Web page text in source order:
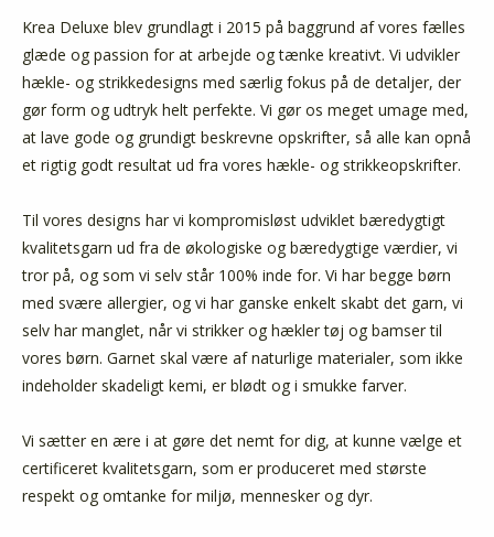
Krea Deluxe blev grundlagt i 2015 på baggrund af vores fælles
glæde og passion for at arbejde og tænke kreativt. Vi udvikler
hækle- og strikkedesigns med særlig fokus på de detaljer, der
gør form og udtryk helt perfekte. Vi gør os meget umage med,
at lave gode og grundigt beskrevne opskrifter, så alle kan opnå
et rigtig godt resultat ud fra vores hækle- og strikkeopskrifter.
Til vores designs har vi kompromisløst udviklet bæredygtigt
kvalitetsgarn ud fra de økologiske og bæredygtige værdier, vi
tror på, og som vi selv står 100% inde for. Vi har begge børn
med svære allergier, og vi har ganske enkelt skabt det garn, vi
selv har manglet, når vi strikker og hækler tøj og bamser til
vores børn. Garnet skal være af naturlige materialer, som ikke
indeholder skadeligt kemi, er blødt og i smukke farver.
Vi sætter en ære i at gøre det nemt for dig, at kunne vælge et
certificeret kvalitetsgarn, som er produceret med største
respekt og omtanke for miljø, mennesker og dyr.